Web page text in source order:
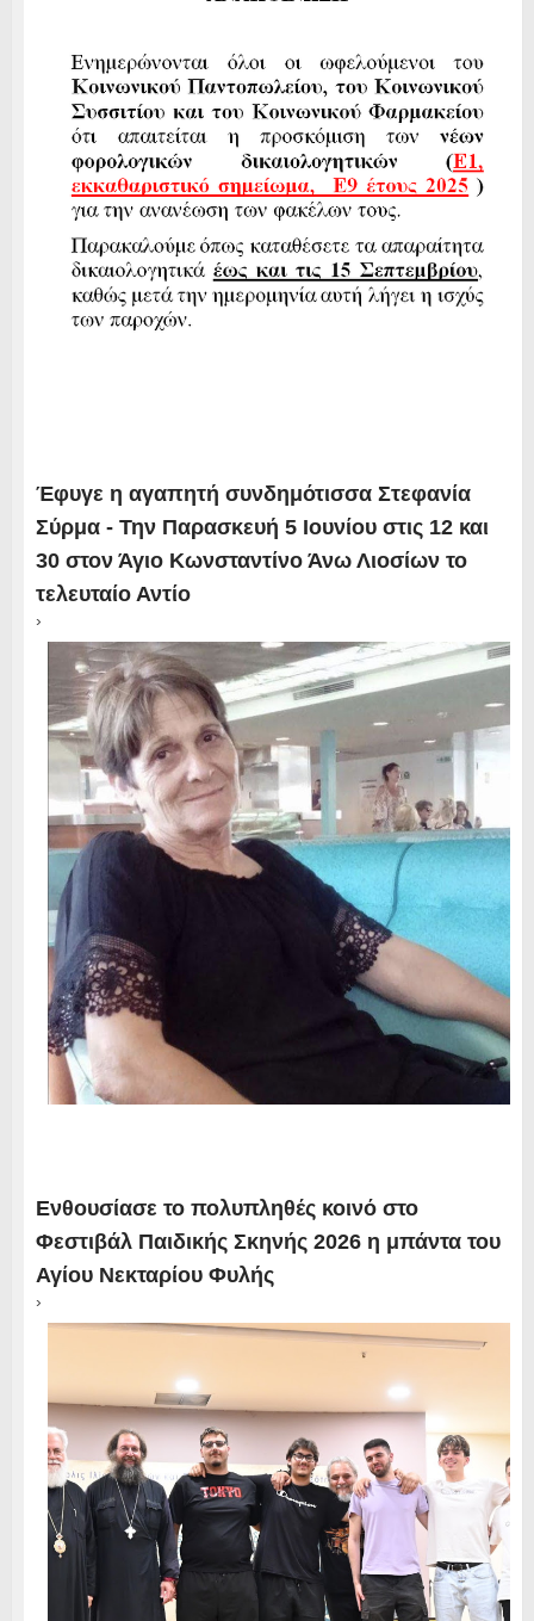
Έφυγε η αγαπητή συνδημότισσα Στεφανία
Σύρμα - Την Παρασκευή 5 Ιουνίου στις 12 και
30 στον Άγιο Κωνσταντίνο Άνω Λιοσίων το
τελευταίο Αντίο
›
Ενθουσίασε το πολυπληθές κοινό στο
Φεστιβάλ Παιδικής Σκηνής 2026 η μπάντα του
Αγίου Νεκταρίου Φυλής
›